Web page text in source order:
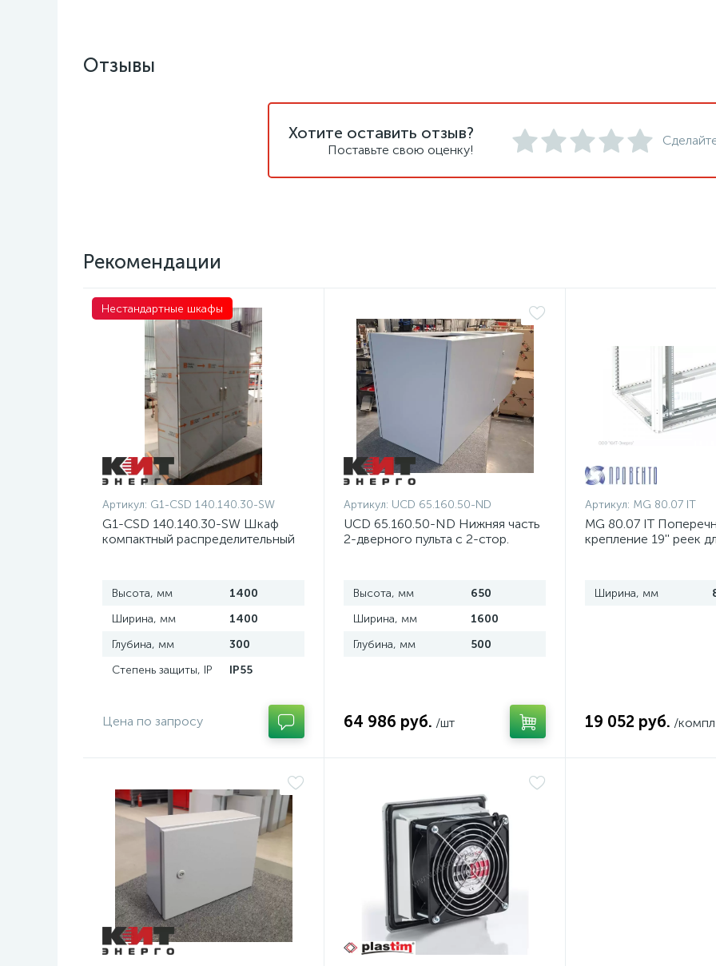
Отзывы
Хотите оставить отзыв?
Поставьте свою оценку!
Рекомендации
Нестандартные шкафы
Артикул: G1-CSD 140.140.30-SW
G1-CSD 140.140.30-SW Шкаф
компактный распределительный
Высота, мм
1400
Ширина, мм
1400
Глубина, мм
300
Степень защиты, IP
IP55
Цена по запросу
Артикул: UCD 65.160.50-ND
UCD 65.160.50-ND Нижняя часть
2-дверного пульта с 2-стор.
Высота, мм
650
Ширина, мм
1600
Глубина, мм
500
64 986 руб. /шт
Артикул: MG 80.07 IT
MG 80.07 IT
крепление 19'' реек
Ширина, мм
19 052 руб. /компл